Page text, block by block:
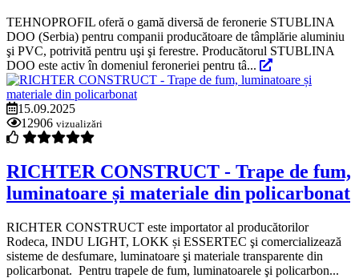
TEHNOPROFIL oferă o gamă diversă de feronerie STUBLINA
DOO (Serbia) pentru companii producătoare de tâmplărie aluminiu
şi PVC, potrivită pentru uşi şi ferestre. Producătorul STUBLINA
DOO este activ în domeniul feroneriei pentru tâ...
15.09.2025
12906 vizualizări
RICHTER CONSTRUCT - Trape de fum,
luminatoare și materiale din policarbonat
RICHTER CONSTRUCT este importator al producătorilor
Rodeca, INDU LIGHT, LOKK și ESSERTEC şi comercializează
sisteme de desfumare, luminatoare şi materiale transparente din
policarbonat. Pentru trapele de fum, luminatoarele şi policarbon...